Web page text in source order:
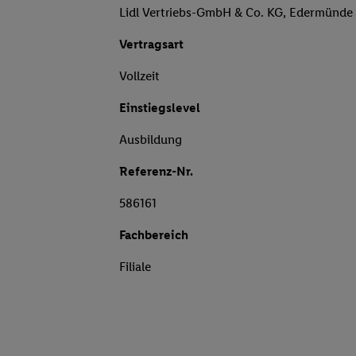
Lidl Vertriebs-GmbH & Co. KG, Edermünde
Vertragsart
Vollzeit
Einstiegslevel
Ausbildung
Referenz-Nr.
586161
Fachbereich
Filiale